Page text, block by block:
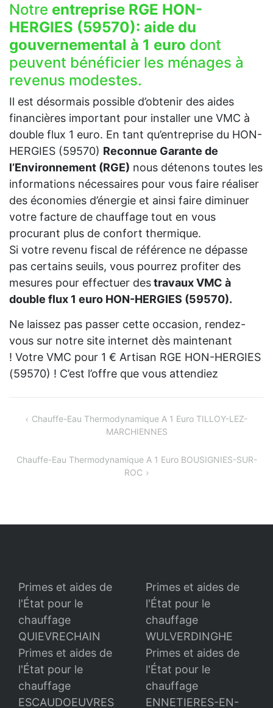
Notre entreprise RGE HON-
HERGIES (59570): aide du
gouvernemental à 1 euro dont
peuvent bénéficier les ménages à
revenus modestes.
Il est désormais possible d’obtenir des aides
financières important pour installer une VMC à
double flux 1 euro. En tant qu’entreprise du HON-
HERGIES (59570) Reconnue Garante de
l’Environnement (RGE) nous détenons toutes les
informations nécessaires pour vous faire réaliser
des économies d’énergie et ainsi faire diminuer
votre facture de chauffage tout en vous
procurant plus de confort thermique.
Si votre revenu fiscal de référence ne dépasse
pas certains seuils, vous pourrez profiter des
mesures pour effectuer destravaux VMC à
double flux 1 euro HON-HERGIES (59570).
Ne laissez pas passer cette occasion, rendez-
vous sur notre site internet dès maintenant
! Votre VMC pour 1 € Artisan RGE HON-HERGIES
(59570) ! C’est l’offre que vous attendiez
Navigation
l’article
Chauffe-Eau Thermodynamique A 1 Euro TILLOY-LEZ-
MARCHIENNES
Chauffe-Eau Thermodynamique A 1 Euro BOUSIGNIES-SUR-
ROC
Primes et aides de
l'État pour le
chauffage
QUIEVRECHAIN
Primes et aides de
l'État pour le
chauffage
WULVERDINGHE
Primes et aides de
l'État pour le
chauffage
ESCAUDOEUVRES
Primes et aides de
l'État pour le
chauffage
ENNETIERES-EN-